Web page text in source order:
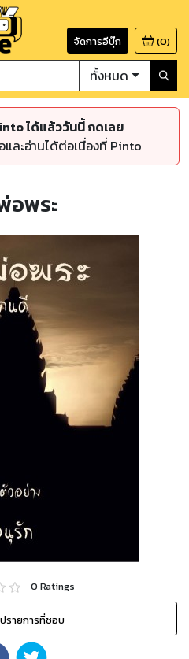
จัดการอีบุ๊ก (0)
ทั้งหมด
ได้แล้ววันนี้ กดเลย
ละอ่านได้ต่อเนื่องที่ Pinto
อพระ
0 Ratings
รายการที่ชอบ